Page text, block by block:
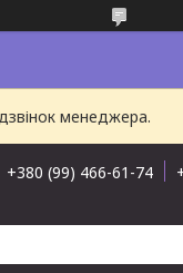
менеджера.
+380 (99) 466-61-74